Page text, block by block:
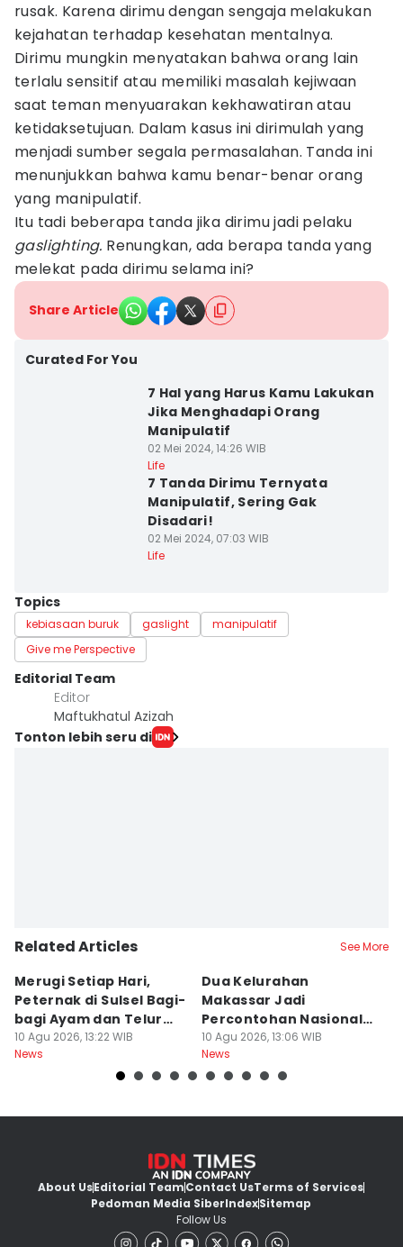
rusak. Karena dirimu dengan sengaja melakukan
kejahatan terhadap kesehatan mentalnya.
Dirimu mungkin menyatakan bahwa orang lain
terlalu sensitif atau memiliki masalah kejiwaan
saat teman menyuarakan kekhawatiran atau
ketidaksetujuan. Dalam kasus ini dirimulah yang
menjadi sumber segala permasalahan. Tanda ini
menunjukkan bahwa kamu benar-benar orang
yang manipulatif.
Itu tadi beberapa tanda jika dirimu jadi pelaku
gaslighting. Renungkan, ada berapa tanda yang
melekat pada dirimu selama ini?
Share Article
Curated For You
7 Hal yang Harus Kamu Lakukan
Jika Menghadapi Orang
Manipulatif
02 Mei 2024, 14:26 WIB
Life
7 Tanda Dirimu Ternyata
Manipulatif, Sering Gak
Disadari!
02 Mei 2024, 07:03 WIB
Life
Topics
kebiasaan buruk gaslight
manipulatif
Give me Perspective
Editorial Team
Editor
Maftukhatul Azizah
Tonton lebih seru di
Related Articles See More
Merugi Setiap Hari,
Peternak di Sulsel Bagi-
bagi Ayam dan Telur
Gratis
10 Agu 2026, 13:22 WIB
News
Dua Kelurahan
Makassar Jadi
Percontohan Nasional
Sadar HAM
10 Agu 2026, 13:06 WIB
News
About UsEditorial TeamContact UsTerms of Services
Pedoman Media SiberIndexSitemap
Follow Us